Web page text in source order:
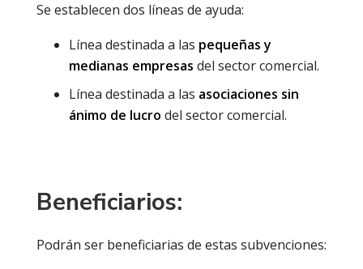
Se establecen dos líneas de ayuda:
Línea destinada a las pequeñas y
medianas empresas del sector comercial.
Línea destinada a las asociaciones sin
ánimo de lucro del sector comercial.
Beneficiarios:
Podrán ser beneficiarias de estas subvenciones: